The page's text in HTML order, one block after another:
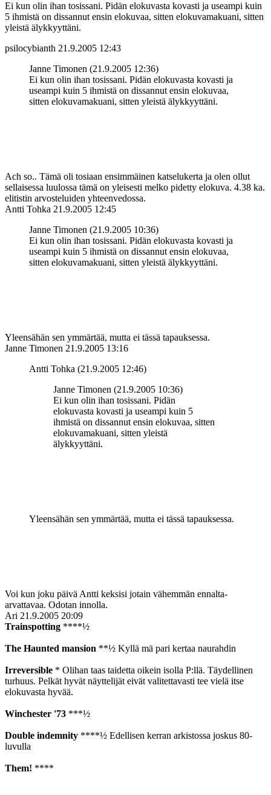
Ei kun olin ihan tosissani. Pidän elokuvasta kovasti ja useampi kuin
5 ihmistä on dissannut ensin elokuvaa, sitten elokuvamakuani, sitten
yleistä älykkyyttäni.
psilocybianth 21.9.2005 12:43
Janne Timonen (21.9.2005 12:36)
Ei kun olin ihan tosissani. Pidän elokuvasta kovasti ja
useampi kuin 5 ihmistä on dissannut ensin elokuvaa,
sitten elokuvamakuani, sitten yleistä älykkyyttäni.
Ach so.. Tämä oli tosiaan ensimmäinen katselukerta ja olen ollut
sellaisessa luulossa tämä on yleisesti melko pidetty elokuva. 4.38 ka.
elitistin arvosteluiden yhteenvedossa.
Antti Tohka 21.9.2005 12:45
Janne Timonen (21.9.2005 10:36)
Ei kun olin ihan tosissani. Pidän elokuvasta kovasti ja
useampi kuin 5 ihmistä on dissannut ensin elokuvaa,
sitten elokuvamakuani, sitten yleistä älykkyyttäni.
Yleensähän sen ymmärtää, mutta ei tässä tapauksessa.
Janne Timonen 21.9.2005 13:16
Antti Tohka (21.9.2005 12:46)
Janne Timonen (21.9.2005 10:36)
Ei kun olin ihan tosissani. Pidän
elokuvasta kovasti ja useampi kuin 5
ihmistä on dissannut ensin elokuvaa, sitten
elokuvamakuani, sitten yleistä
älykkyyttäni.
Yleensähän sen ymmärtää, mutta ei tässä tapauksessa.
Voi kun joku päivä Antti keksisi jotain vähemmän ennalta-
arvattavaa. Odotan innolla.
Ari 21.9.2005 20:09
Trainspotting ****½
The Haunted mansion **½ Kyllä mä pari kertaa naurahdin
Irreversible * Olihan taas taidetta oikein isolla P:llä. Täydellinen
turhuus. Pelkät hyvät näyttelijät eivät valitettavasti tee vielä itse
elokuvasta hyvää.
Winchester '73 ***½
Double indemnity ****½ Edellisen kerran arkistossa joskus 80-
luvulla
Them! ****